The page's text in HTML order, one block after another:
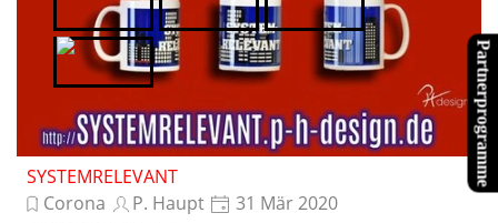
Partnerprogramme
SYSTEMRELEVANT
Corona
P. Haupt
31 Mär 2020
Tubefittings.euVerwoehnwochenende.de
Website X5
XPPen